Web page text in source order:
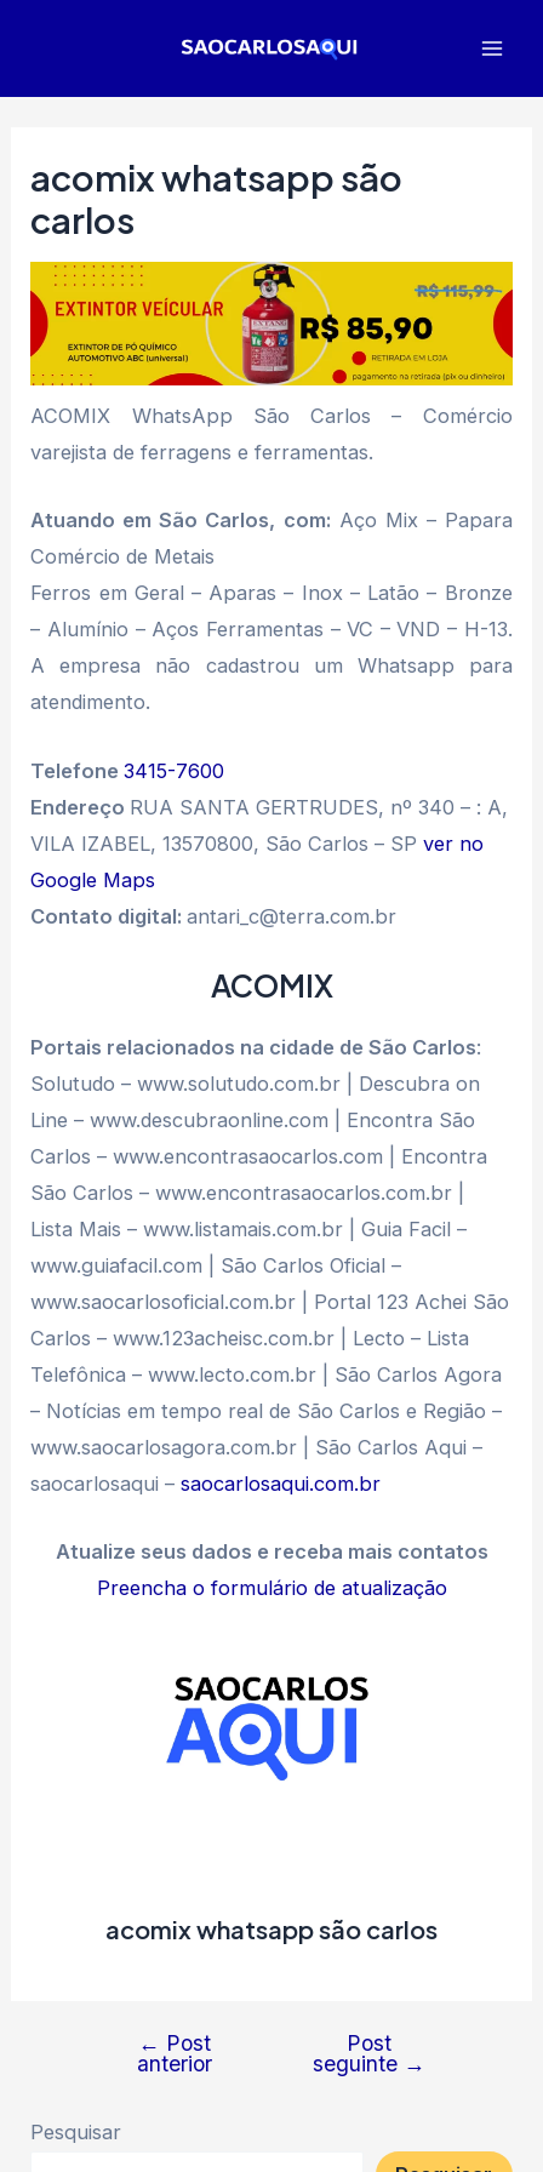
acomix whatsapp são
carlos
ACOMIX WhatsApp São Carlos – Comércio
varejista de ferragens e ferramentas.
Atuando em São Carlos, com: Aço Mix – Papara
Comércio de Metais
Ferros em Geral – Aparas – Inox – Latão – Bronze
– Alumínio – Aços Ferramentas – VC – VND – H-13.
A empresa não cadastrou um Whatsapp para
atendimento.
Telefone3415-7600
Endereço RUA SANTA GERTRUDES, nº 340 – : A,
VILA IZABEL, 13570800, São Carlos – SPver no
Google Maps
Contato digital:antari_c@terra.com.br
ACOMIX
Portais relacionados na cidade de São Carlos:
Solutudo – www.solutudo.com.br | Descubra on
Line – www.descubraonline.com | Encontra São
Carlos – www.encontrasaocarlos.com | Encontra
São Carlos – www.encontrasaocarlos.com.br |
Lista Mais – www.listamais.com.br | Guia Facil –
www.guiafacil.com | São Carlos Oficial –
www.saocarlosoficial.com.br | Portal 123 Achei São
Carlos – www.123acheisc.com.br | Lecto – Lista
Telefônica – www.lecto.com.br | São Carlos Agora
– Notícias em tempo real de São Carlos e Região –
www.saocarlosagora.com.br | São Carlos Aqui –
saocarlosaqui –saocarlosaqui.com.br
Atualize seus dados e receba mais contatos
Preencha o formulário de atualização
acomix whatsapp são carlos
Navegação
Post
← Post
anterior
Post
seguinte →
Pesquisar